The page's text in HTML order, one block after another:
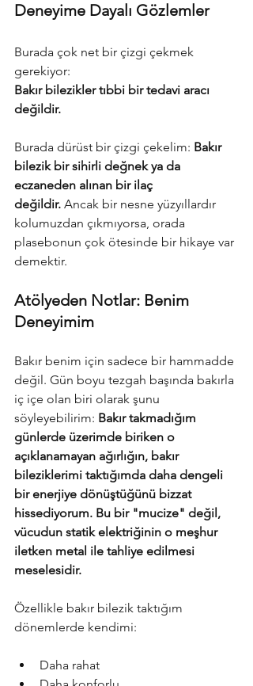
Deneyime Dayalı Gözlemler
Burada çok net bir çizgi çekmek
gerekiyor:
Bakır bilezikler tıbbi bir tedavi aracı
değildir.
Burada dürüst bir çizgi çekelim: Bakır
bilezik bir sihirli değnek ya da
eczaneden alınan bir ilaç
değildir. Ancak bir nesne yüzyıllardır
kolumuzdan çıkmıyorsa, orada
plasebonun çok ötesinde bir hikaye var
demektir.
Atölyeden Notlar: Benim
Deneyimim
Bakır benim için sadece bir hammadde
değil. Gün boyu tezgah başında bakırla
iç içe olan biri olarak şunu
söyleyebilirim: Bakır takmadığım
günlerde üzerimde biriken o
açıklanamayan ağırlığın, bakır
bileziklerimi taktığımda daha dengeli
bir enerjiye dönüştüğünü bizzat
hissediyorum. Bu bir "mucize" değil,
vücudun statik elektriğinin o meşhur
iletken metal ile tahliye edilmesi
meselesidir.
Özellikle bakır bilezik taktığım
dönemlerde kendimi:
Daha rahat